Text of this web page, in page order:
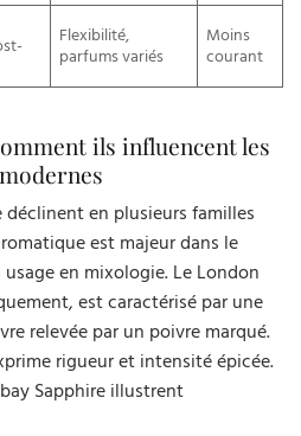
Flexibilité,
parfums variés
Moins
courant
ils influencent les
déclinent en plusieurs familles
est majeur dans le
en mixologie. Le London
est caractérisé par une
relevée par un poivre marqué.
rigueur et intensité épicée.
Sapphire illustrent